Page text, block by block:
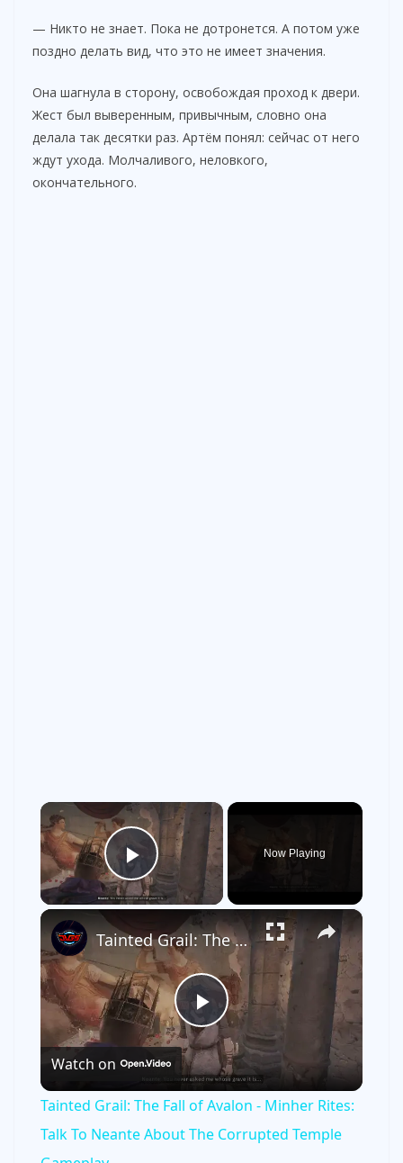
— Никто не знает. Пока не дотронется. А потом уже
поздно делать вид, что это не имеет значения.
Она шагнула в сторону, освобождая проход к двери.
Жест был выверенным, привычным, словно она
делала так десятки раз. Артём понял: сейчас от него
ждут ухода. Молчаливого, неловкого,
окончательного.
×
Play Video
Now Playing
×
P
l
a
Tainted Grail: The Fall of Avalon - Minher Rites: Talk To Neante About The Corrupted Temple Gameplay
Watch on
Tainted Grail: The Fall of Avalon - Minher Rites:
Talk To Neante About The Corrupted Temple